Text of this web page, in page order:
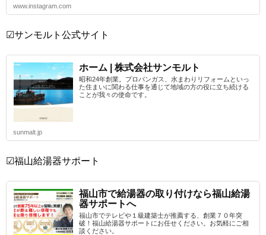
www.instagram.com
☑サンモルト公式サイト
ホーム | 株式会社サンモルト
昭和24年創業。プロパンガス、水まわりリフォームといっ
た住まいに関わる仕事を通じて地域の方の役に立ち続ける
ことが我々の使命です。
sunmalt.jp
☑福山給湯器サポート
福山市で給湯器の取り付けなら福山給湯
器サポートへ
福山市でテレビや１級建築士が推薦する、創業７０年突
破！福山給湯器サポートにお任せください。お気軽にご相
談ください。